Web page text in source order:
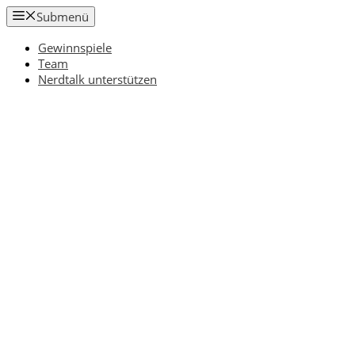
Zum
Inhalt
springen
Submenü
Gewinnspiele
Team
Nerdtalk unterstützen